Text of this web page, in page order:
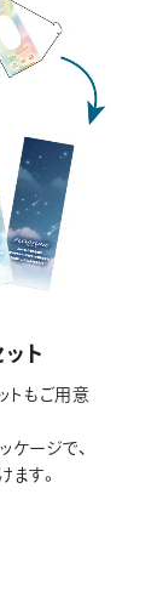
ト
トもご用意
ージで、
す。